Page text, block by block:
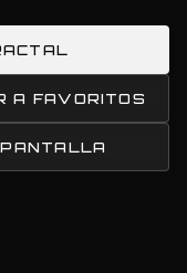
A FAVORITOS
PANTALLA